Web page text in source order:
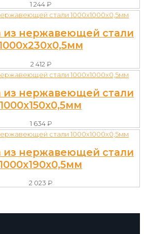
1 244₽
из нержавеющей стали
2 412 ₽
из нержавеющей стали
1000х150х0,5мм
1 634₽
из нержавеющей стали
1000х190х0,5мм
2 023 ₽